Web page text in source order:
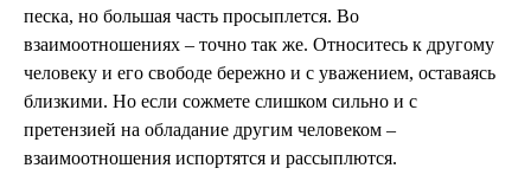
песка, но большая часть просыплется. Во
взаимоотношениях – точно так же. Относитесь к другому
человеку и его свободе бережно и с уважением, оставаясь
близкими. Но если сожмете слишком сильно и с
претензией на обладание другим человеком –
взаимоотношения испортятся и рассыплются.